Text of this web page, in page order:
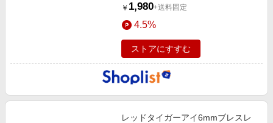
￥ 1,980+送料固定
4.5%
ストアにすすむ
レッドタイガーアイ6mmブレスレ